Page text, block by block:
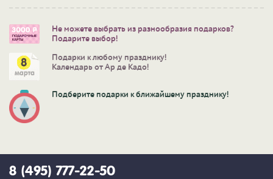
Не можете выбрать из разнообразия подарков?
Подарите выбор!
Подарки к любому празднику!
Календарь от Ар де Кадо!
Подберите подарки к ближайшему празднику!
8 (495) 777-22-50